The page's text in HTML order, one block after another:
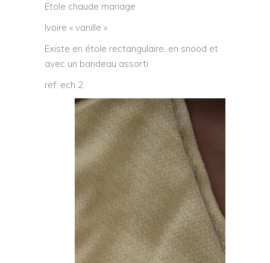
Etole chaude mariage
Ivoire « vanille »
Existe en étole rectangulaire, en snood et
avec un bandeau assorti.
ref: ech 2